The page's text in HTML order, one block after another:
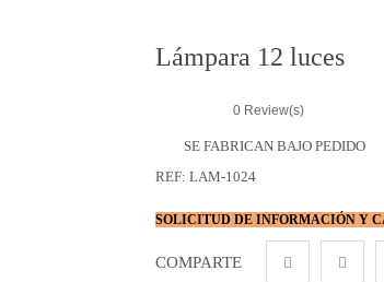
Lámpara 12 luces
0 Review(s)
SE FABRICAN BAJO PEDIDO
REF: LAM-1024
SOLICITUD DE INFORMACIÓN Y
COMPARTE